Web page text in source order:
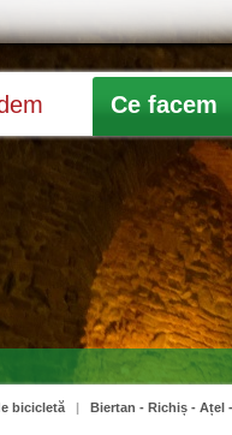
Ce facem
bicicletă | Biertan - Richiș - Ațel